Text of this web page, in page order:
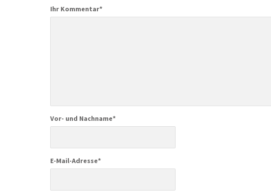
Ihr Kommentar*
Vor- und Nachname*
E-Mail-Adresse*